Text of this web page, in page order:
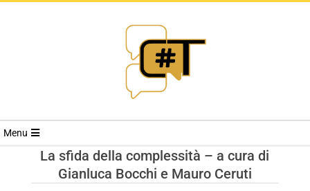
RIVISTA
Menu
La sfida della complessità – a cura di
Gianluca Bocchi e Mauro Ceruti